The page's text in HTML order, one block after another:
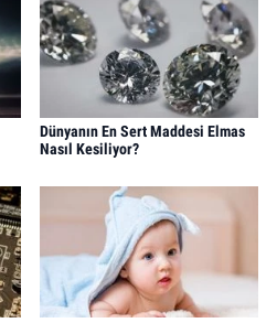
Dünyanın En Sert Maddesi Elmas
Nasıl Kesiliyor?